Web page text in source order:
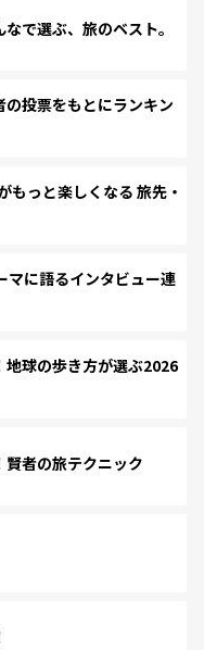
で選ぶ、旅のベスト。
投票をもとにランキン
っと楽しくなる 旅先・
マに語るインタビュー連
球の歩き方が選ぶ2026
者の旅テクニック